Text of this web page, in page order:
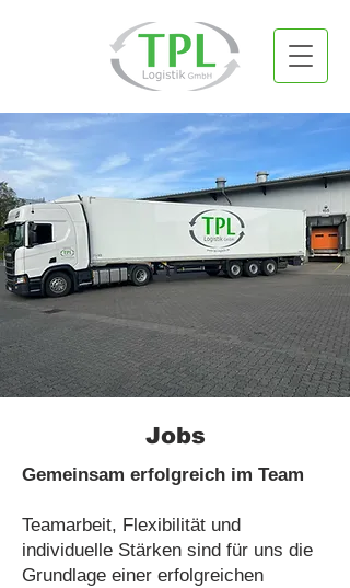
Jobs
Gemeinsam erfolgreich im Team
Teamarbeit, Flexibilität und
individuelle Stärken sind für uns die
Grundlage einer erfolgreichen